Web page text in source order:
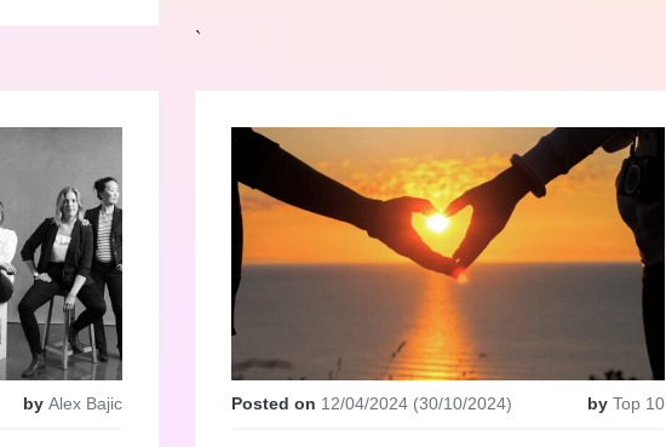
`
by Alex Bajic Posted on 12/04/2024(30/10/2024) by Top 10